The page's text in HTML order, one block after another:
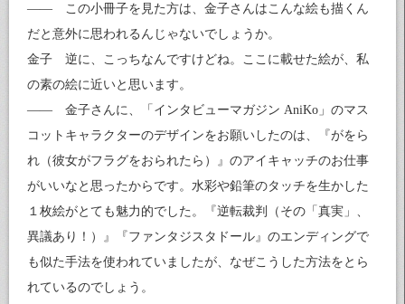
―― この小冊子を見た方は、金子さんはこんな絵も描くん
だと意外に思われるんじゃないでしょうか。
金子 逆に、こっちなんですけどね。ここに載せた絵が、私
の素の絵に近いと思います。
―― 金子さんに、「インタビューマガジン AniKo」のマス
コットキャラクターのデザインをお願いしたのは、『がをら
れ（彼女がフラグをおられたら）』のアイキャッチのお仕事
がいいなと思ったからです。水彩や鉛筆のタッチを生かした
１枚絵がとても魅力的でした。『逆転裁判（その「真実」、
異議あり！）』『ファンタジスタドール』のエンディングで
も似た手法を使われていましたが、なぜこうした方法をとら
れているのでしょう。